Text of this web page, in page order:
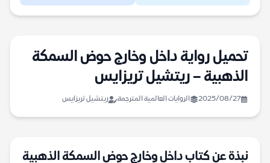
تحميل رواية داخل وخارج حوض السمكة
الذهبية – ريتشيل تريزايس
2025/08/27 الروايات العالمية المترجمة ريتشيل تريزايس
نبذة عن كتاب داخل وخارج حوض السمكة الذهبية